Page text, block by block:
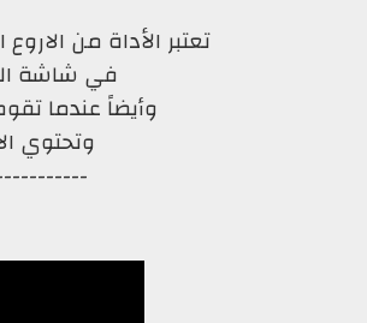
تعتبر الأداة من
في شاشة
وأيضاً عندما
وتحتوي